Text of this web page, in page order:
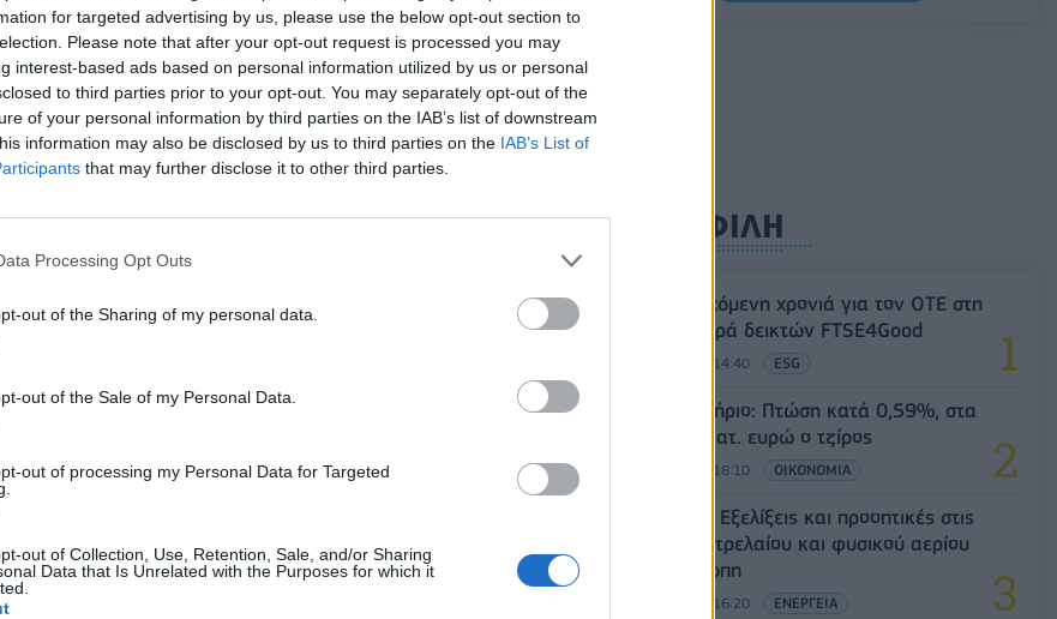
for targeted advertising by us, please use the below opt-out section to
Please note that after your opt-out request is processed you may
interest-based ads based on personal information utilized by us or personal
to third parties prior to your opt-out. You may separately opt-out of the
of your personal information by third parties on the IAB’s list of downstream
information may also be disclosed by us to third parties on the IAB’s List of
that may further disclose it to other third parties.
Processing Opt Outs
out of the Sharing of my personal data.
out of the Sale of my Personal Data.
out of processing my Personal Data for Targeted
out of Collection, Use, Retention, Sale, and/or Sharing
Data that Is Unrelated with the Purposes for which it
ΔΗΜΟΦΙΛΗ
18η συνεχόμενη χρονιά για τον ΟΤΕ στη
διεθνή σειρά δεικτών FTSE4Good
06/08/2026 - 14:40 ESG
Χρηματιστήριο: Πτώση κατά 0,59%, στα
320,42 εκατ. ευρώ ο τζίρος
06/08/2026 - 18:10 ΟΙΚΟΝΟΜΙΑ
Eurobank: Εξελίξεις και προοπτικές στις
αγορές πετρελαίου και φυσικού αερίου
στην Ευρώπη
06/08/2026 - 16:20 ΕΝΕΡΓΕΙΑ